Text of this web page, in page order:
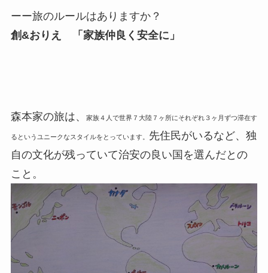
ーー旅のルールはありますか？
創&おりえ 「家族仲良く安全に​」
森本家の旅は、 家族４人で世界７大陸７ヶ所にそれぞれ３ヶ月ずつ滞在す
るというユニークなスタイルをとっています。 先住民がいるなど、独
自の文化が残っていて治安の良い国を選んだとの
こと。